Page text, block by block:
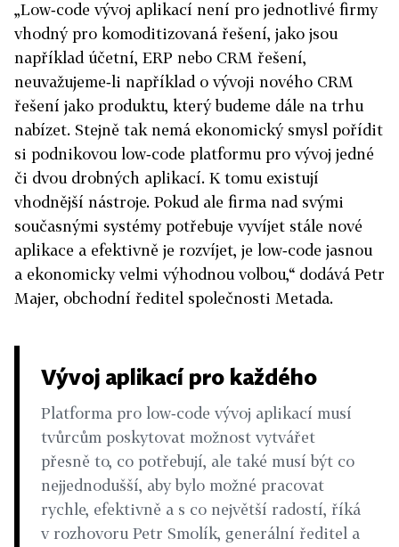
„Low‑code vývoj aplikací není pro jednotlivé firmy
vhodný pro komoditizovaná řešení, jako jsou
například účetní, ERP nebo CRM řešení,
neuvažujeme‑li například o vývoji nového CRM
řešení jako produktu, který budeme dále na trhu
nabízet. Stejně tak nemá ekonomický smysl pořídit
si podnikovou low‑code platformu pro vývoj jedné
či dvou drobných aplikací. K tomu existují
vhodnější nástroje. Pokud ale firma nad svými
současnými systémy potřebuje vyvíjet stále nové
aplikace a efektivně je rozvíjet, je low‑code jasnou
a ekonomicky velmi výhodnou volbou,“ dodává Petr
Majer, obchodní ředitel společnosti Metada.
Vývoj aplikací pro každého
Platforma pro low‑code vývoj aplikací musí
tvůrcům poskytovat možnost vytvářet
přesně to, co potřebují, ale také musí být co
nejjednodušší, aby bylo možné pracovat
rychle, efektivně a s co největší radostí, říká
v rozhovoru Petr Smolík, generální ředitel a